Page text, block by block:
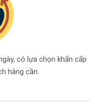
có lựa chọn khẩn cấp
hàng cần.